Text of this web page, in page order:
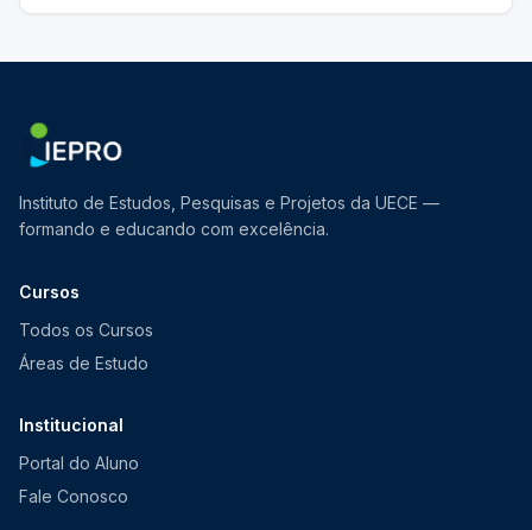
Instituto de Estudos, Pesquisas e Projetos da UECE —
formando e educando com excelência.
Cursos
Todos os Cursos
Áreas de Estudo
Institucional
Portal do Aluno
Fale Conosco